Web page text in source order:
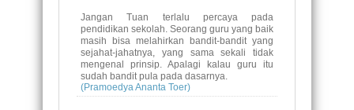
Jangan Tuan terlalu percaya pada
pendidikan sekolah. Seorang guru yang baik
masih bisa melahirkan bandit-bandit yang
sejahat-jahatnya, yang sama sekali tidak
mengenal prinsip. Apalagi kalau guru itu
sudah bandit pula pada dasarnya.
(Pramoedya Ananta Toer)